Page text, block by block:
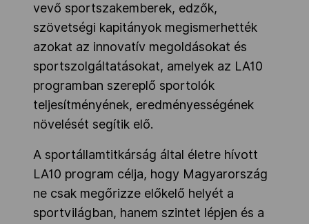
vevő sportszakemberek, edzők,
szövetségi kapitányok megismerhették
azokat az innovatív megoldásokat és
sportszolgáltatásokat, amelyek az LA10
programban szereplő sportolók
teljesítményének, eredményességének
növelését segítik elő.
A sportállamtitkárság által életre hívott
LA10 program célja, hogy Magyarország
ne csak megőrizze előkelő helyét a
sportvilágban, hanem szintet lépjen és a